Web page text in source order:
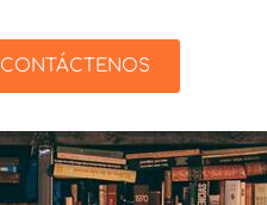
CONTÁCTENOS